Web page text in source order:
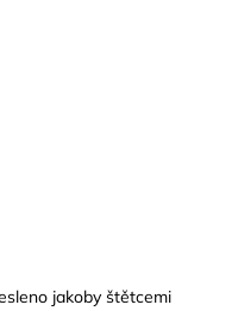
jakoby štětcemi